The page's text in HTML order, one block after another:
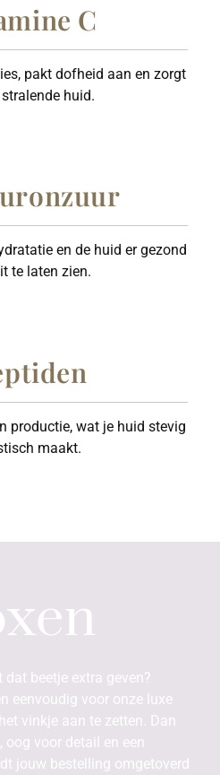
C
pakt dofheid aan en zorgt
huid.
en de huid er gezond
te laten zien.
productie, wat je huid stevig
maakt.
beetje extra geven?
eenvoudig voor onze luxe
vinkje aan te zetten. Dan
oog voor detail en een
jouw bestelling omgetoverd